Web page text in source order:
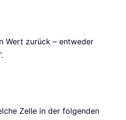
Wert zurück – entweder
Zelle in der folgenden